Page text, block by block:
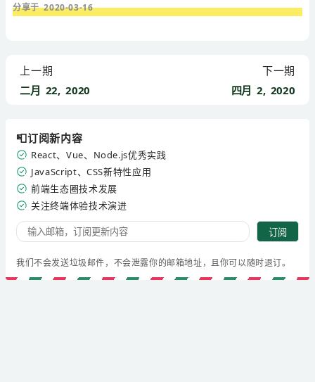
分享于 2020-03-16
上一期
二月 22, 2020
下一期
四月 2, 2020
📮订阅新内容
React、Vue、Node.js优秀实践
JavaScript、CSS新特性应用
前端生态圈技术发展
关注终端体验技术演进
订阅
我们不会发送垃圾邮件，不会泄露你的邮箱地址，且你可以随时退订。